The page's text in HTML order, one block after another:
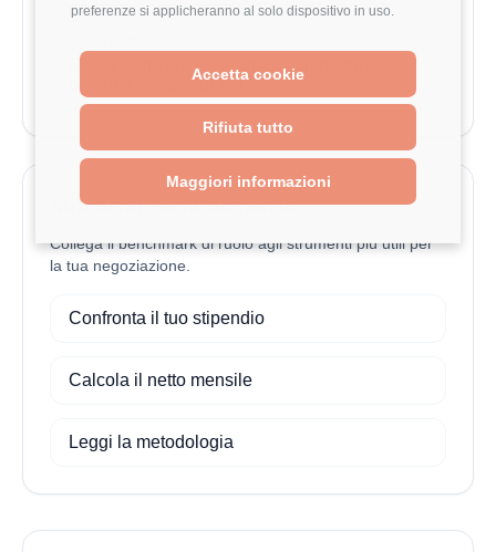
preferenze si applicheranno al solo dispositivo in uso.
Accetta cookie
Rifiuta tutto
Maggiori informazioni
Cloud Software Developer: competenze e
percorsi di carriera nel 2026
Strumenti TechCompenso
Collega il benchmark di ruolo agli strumenti più utili per
la tua negoziazione.
Confronta il tuo stipendio
Calcola il netto mensile
Leggi la metodologia